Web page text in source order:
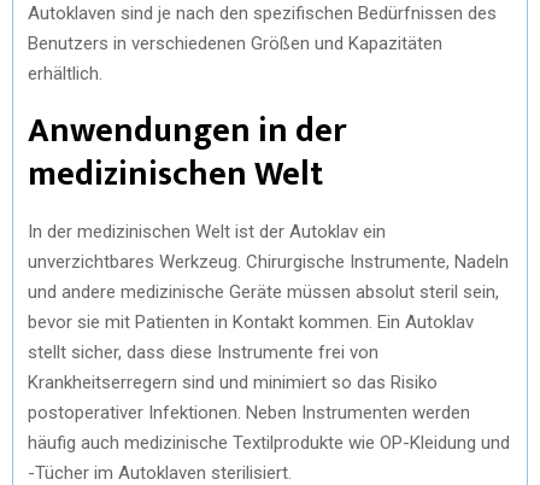
Autoklaven sind je nach den spezifischen Bedürfnissen des
Benutzers in verschiedenen Größen und Kapazitäten
erhältlich.
Anwendungen in der
medizinischen Welt
In der medizinischen Welt ist der Autoklav ein
unverzichtbares Werkzeug. Chirurgische Instrumente, Nadeln
und andere medizinische Geräte müssen absolut steril sein,
bevor sie mit Patienten in Kontakt kommen. Ein Autoklav
stellt sicher, dass diese Instrumente frei von
Krankheitserregern sind und minimiert so das Risiko
postoperativer Infektionen. Neben Instrumenten werden
häufig auch medizinische Textilprodukte wie OP-Kleidung und
-Tücher im Autoklaven sterilisiert.